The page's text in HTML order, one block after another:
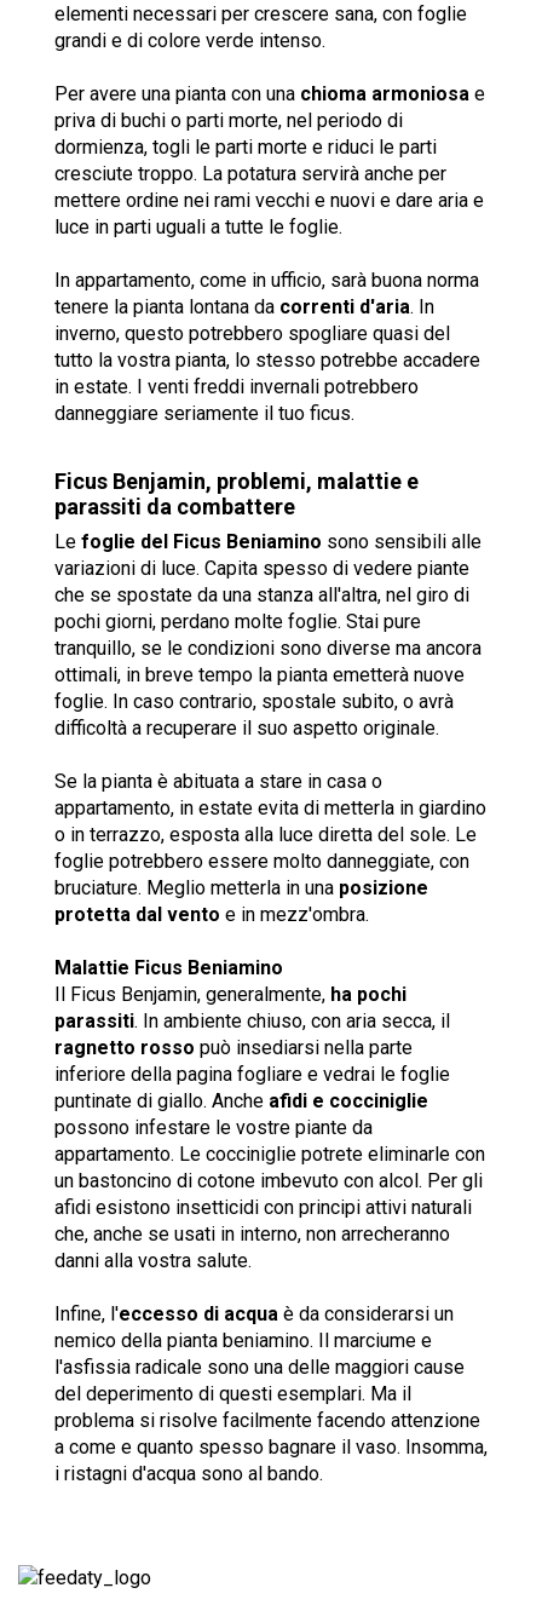
elementi necessari per crescere sana, con foglie
grandi e di colore verde intenso.
Per avere una pianta con una chioma armoniosa e
priva di buchi o parti morte, nel periodo di
dormienza, togli le parti morte e riduci le parti
cresciute troppo. La potatura servirà anche per
mettere ordine nei rami vecchi e nuovi e dare aria e
luce in parti uguali a tutte le foglie.
In appartamento, come in ufficio, sarà buona norma
tenere la pianta lontana da correnti d'aria. In
inverno, questo potrebbero spogliare quasi del
tutto la vostra pianta, lo stesso potrebbe accadere
in estate. I venti freddi invernali potrebbero
danneggiare seriamente il tuo ficus.
Ficus Benjamin, problemi, malattie e
parassiti da combattere
Le foglie del Ficus Beniamino sono sensibili alle
variazioni di luce. Capita spesso di vedere piante
che se spostate da una stanza all'altra, nel giro di
pochi giorni, perdano molte foglie. Stai pure
tranquillo, se le condizioni sono diverse ma ancora
ottimali, in breve tempo la pianta emetterà nuove
foglie. In caso contrario, spostale subito, o avrà
difficoltà a recuperare il suo aspetto originale.
Se la pianta è abituata a stare in casa o
appartamento, in estate evita di metterla in giardino
o in terrazzo, esposta alla luce diretta del sole. Le
foglie potrebbero essere molto danneggiate, con
bruciature. Meglio metterla in una posizione
protetta dal vento e in mezz'ombra.
Malattie Ficus Beniamino
Il Ficus Benjamin, generalmente, ha pochi
parassiti. In ambiente chiuso, con aria secca, il
ragnetto rosso può insediarsi nella parte
inferiore della pagina fogliare e vedrai le foglie
puntinate di giallo. Anche afidi e cocciniglie
possono infestare le vostre piante da
appartamento. Le cocciniglie potrete eliminarle con
un bastoncino di cotone imbevuto con alcol. Per gli
afidi esistono insetticidi con principi attivi naturali
che, anche se usati in interno, non arrecheranno
danni alla vostra salute.
Infine, l'eccesso di acqua è da considerarsi un
nemico della pianta beniamino. Il marciume e
l'asfissia radicale sono una delle maggiori cause
del deperimento di questi esemplari. Ma il
problema si risolve facilmente facendo attenzione
a come e quanto spesso bagnare il vaso. Insomma,
i ristagni d'acqua sono al bando.